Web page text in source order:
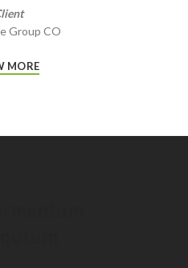
Group CO
MORE